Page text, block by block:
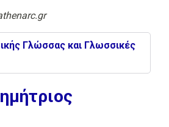
Γλώσσας και Γλωσσικές